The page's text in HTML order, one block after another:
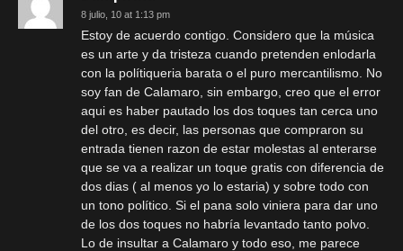
8 julio, 10 at 1:13 pm
Estoy de acuerdo contigo. Considero que la música
es un arte y da tristeza cuando pretenden enlodarla
con la polítiqueria barata o el puro mercantilismo. No
soy fan de Calamaro, sin embargo, creo que el error
aqui es haber pautado los dos toques tan cerca uno
del otro, es decir, las personas que compraron su
entrada tienen razon de estar molestas al enterarse
que se va a realizar un toque gratis con diferencia de
dos dias ( al menos yo lo estaria) y sobre todo con
un tono político. Si el pana solo viniera para dar uno
de los dos toques no habría levantado tanto polvo.
Lo de insultar a Calamaro y todo eso, me parece